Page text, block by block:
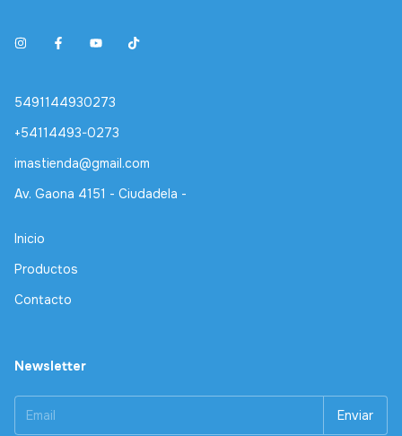
5491144930273
+54114493-0273
imastienda@gmail.com
Av. Gaona 4151 - Ciudadela -
Inicio
Productos
Contacto
Newsletter